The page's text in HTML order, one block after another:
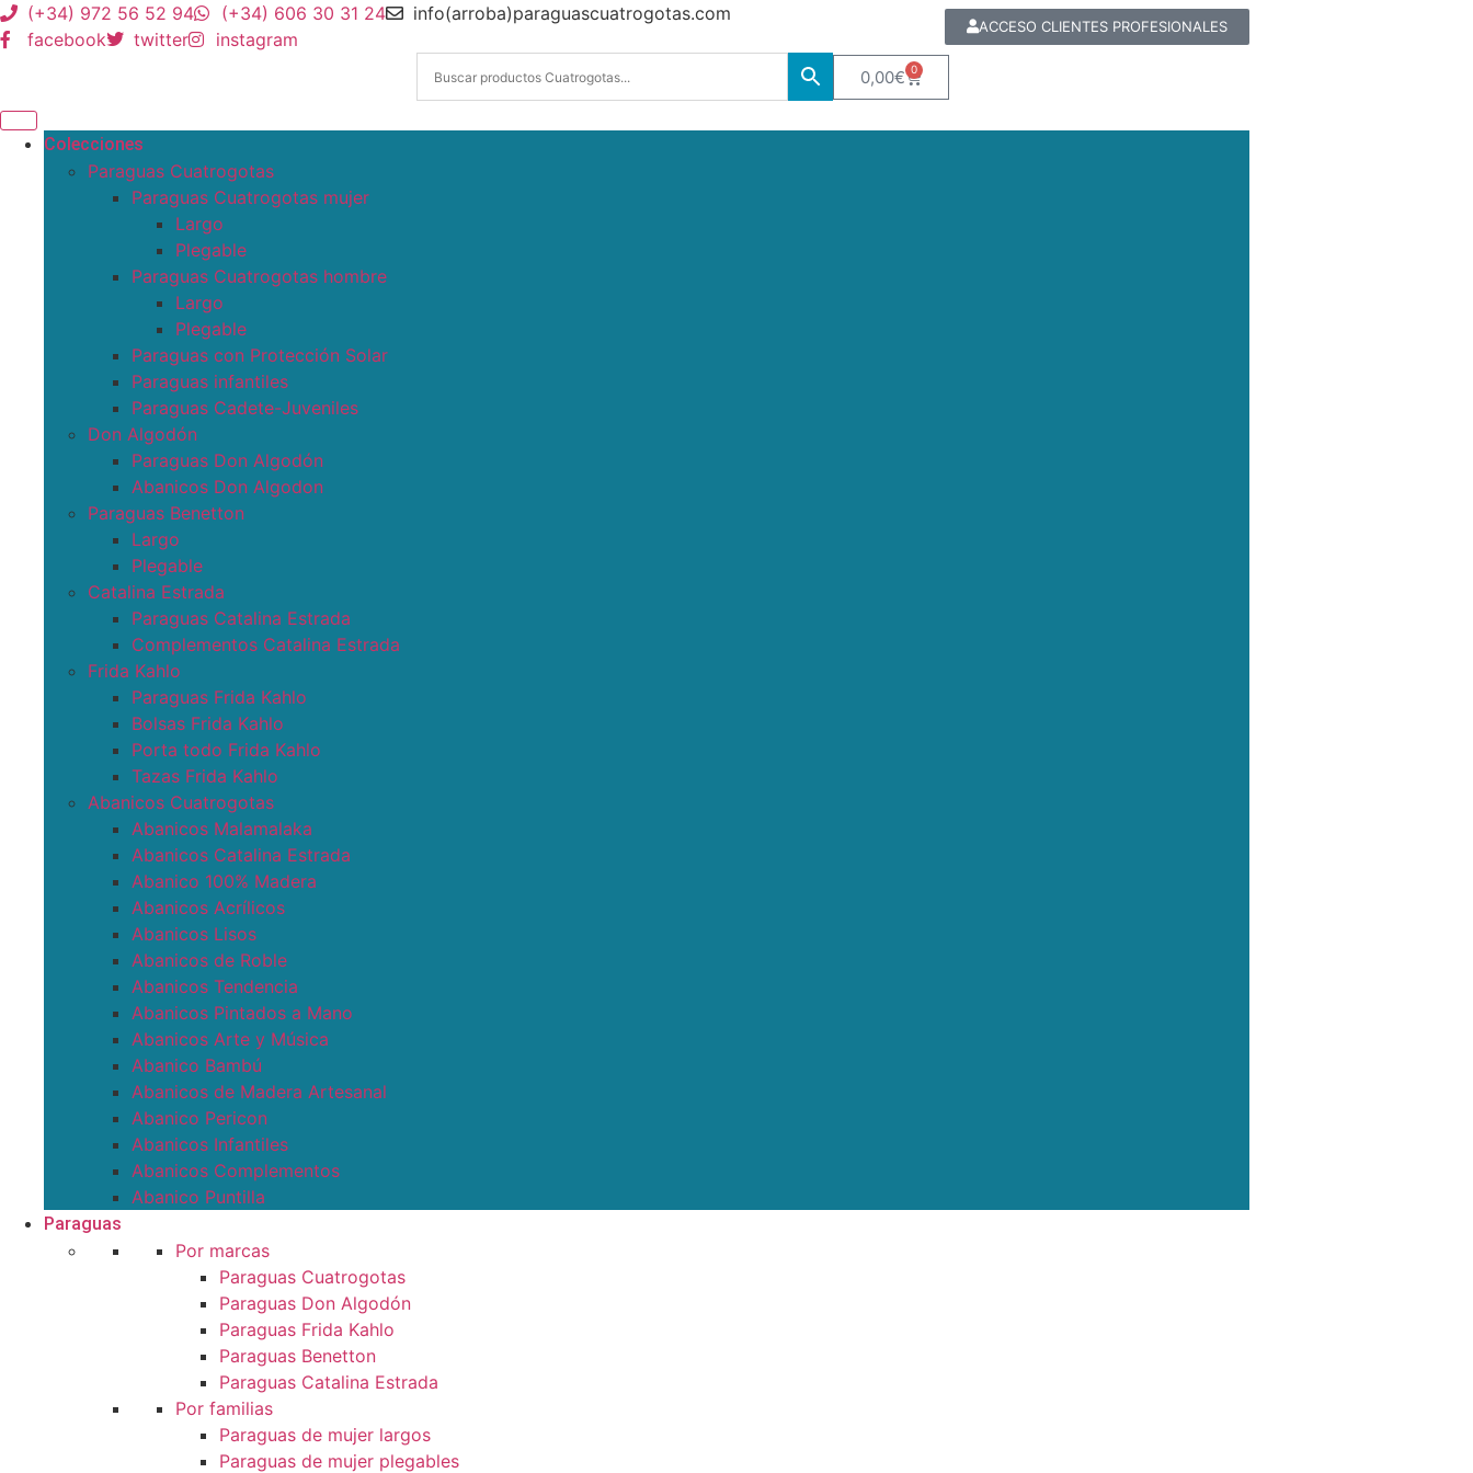
(+34) 972 56 52 94 (+34) 606 30 31 24
info(arroba)paraguascuatrogotas.com
facebook
twitter instagram
ACCESO CLIENTES PROFESIONALES
0,00€ 0
Colecciones
Paraguas Cuatrogotas
Paraguas Cuatrogotas mujer
Largo
Plegable
Paraguas Cuatrogotas hombre
Largo
Plegable
Paraguas con Protección Solar
Paraguas infantiles
Paraguas Cadete-Juveniles
Don Algodón
Paraguas Don Algodón
Abanicos Don Algodon
Paraguas Benetton
Largo
Plegable
Catalina Estrada
Paraguas Catalina Estrada
Complementos Catalina Estrada
Frida Kahlo
Paraguas Frida Kahlo
Bolsas Frida Kahlo
Porta todo Frida Kahlo
Tazas Frida Kahlo
Abanicos Cuatrogotas
Abanicos Malamalaka
Abanicos Catalina Estrada
Abanico 100% Madera
Abanicos Acrílicos
Abanicos Lisos
Abanicos de Roble
Abanicos Tendencia
Abanicos Pintados a Mano
Abanicos Arte y Música
Abanico Bambú
Abanicos de Madera Artesanal
Abanico Pericon
Abanicos Infantiles
Abanicos Complementos
Abanico Puntilla
Paraguas
Por marcas
Paraguas Cuatrogotas
Paraguas Don Algodón
Paraguas Frida Kahlo
Paraguas Benetton
Paraguas Catalina Estrada
Por familias
Paraguas de mujer largos
Paraguas de mujer plegables